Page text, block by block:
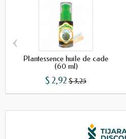
Plantessence huile de cade
(60 ml)
$ 2,92 $ 3,25
‹